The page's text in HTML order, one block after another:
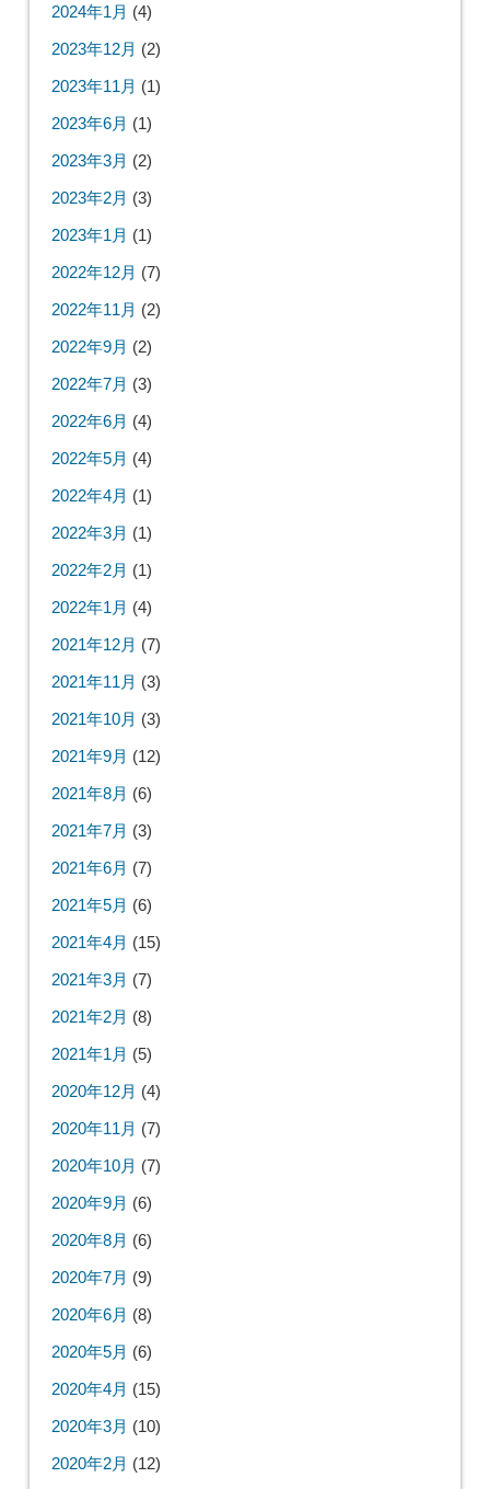
2024年1月 (4)
2023年12月 (2)
2023年11月 (1)
2023年6月 (1)
2023年3月 (2)
2023年2月 (3)
2023年1月 (1)
2022年12月 (7)
2022年11月 (2)
2022年9月 (2)
2022年7月 (3)
2022年6月 (4)
2022年5月 (4)
2022年4月 (1)
2022年3月 (1)
2022年2月 (1)
2022年1月 (4)
2021年12月 (7)
2021年11月 (3)
2021年10月 (3)
2021年9月 (12)
2021年8月 (6)
2021年7月 (3)
2021年6月 (7)
2021年5月 (6)
2021年4月 (15)
2021年3月 (7)
2021年2月 (8)
2021年1月 (5)
2020年12月 (4)
2020年11月 (7)
2020年10月 (7)
2020年9月 (6)
2020年8月 (6)
2020年7月 (9)
2020年6月 (8)
2020年5月 (6)
2020年4月 (15)
2020年3月 (10)
2020年2月 (12)